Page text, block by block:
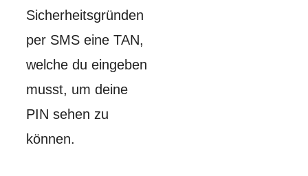
Sicherheitsgründen
per SMS eine TAN,
welche du eingeben
musst, um deine
PIN sehen zu
können.